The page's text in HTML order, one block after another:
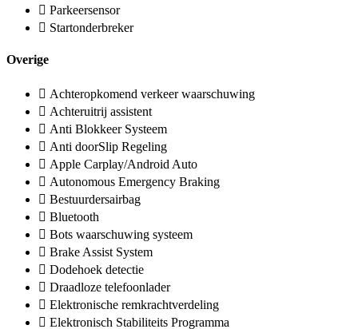
Parkeersensor
Startonderbreker
Overige
Achteropkomend verkeer waarschuwing
Achteruitrij assistent
Anti Blokkeer Systeem
Anti doorSlip Regeling
Apple Carplay/Android Auto
Autonomous Emergency Braking
Bestuurdersairbag
Bluetooth
Bots waarschuwing systeem
Brake Assist System
Dodehoek detectie
Draadloze telefoonlader
Elektronische remkrachtverdeling
Elektronisch Stabiliteits Programma